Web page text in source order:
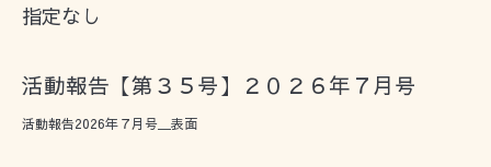
指定なし
活動報告【第３５号】２０２６年７月号
活動報告2026年７月号＿表面